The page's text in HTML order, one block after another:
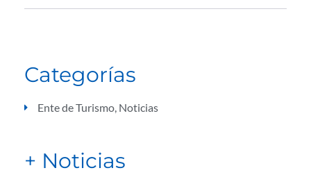
Categorías
Ente de Turismo, Noticias
+ Noticias